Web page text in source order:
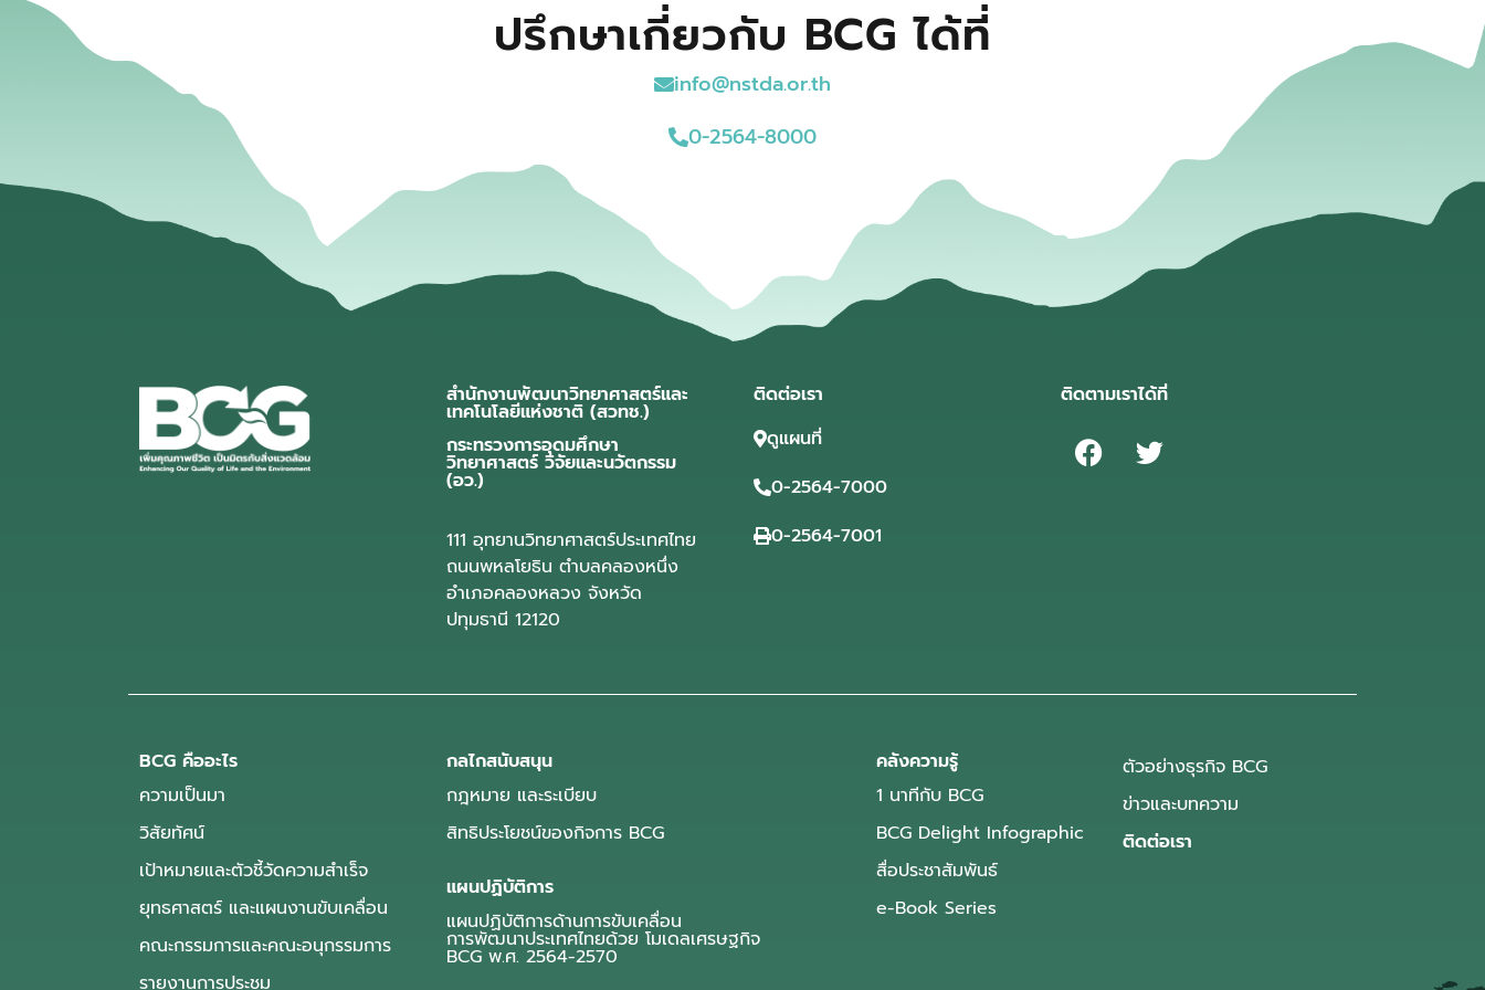
ปรึกษาเกี่ยวกับ BCG ได้ที่
info@nstda.or.th
0-2564-8000
สำนักงานพัฒนาวิทยาศาสตร์และ
เทคโนโลยีแห่งชาติ (สวทช.)
กระทรวงการอุดมศึกษา
วิทยาศาสตร์ วิจัยและนวัตกรรม
(อว.)
111 อุทยานวิทยาศาสตร์ประเทศไทย
ถนนพหลโยธิน ตำบลคลองหนึ่ง
อำเภอคลองหลวง จังหวัด
ปทุมธานี 12120
ติดต่อเรา
ดูแผนที่
0-2564-7000
0-2564-7001
ติดตามเราได้ที่
BCG คืออะไร
ความเป็นมา
วิสัยทัศน์
เป้าหมายและตัวชี้วัดความสำเร็จ
ยุทธศาสตร์ และแผนงานขับเคลื่อน
คณะกรรมการและคณะอนุกรรมการ
รายงานการประชุม
กลไกสนับสนุน
กฎหมาย และระเบียบ
สิทธิประโยชน์ของกิจการ BCG
แผนปฏิบัติการ
แผนปฏิบัติการด้านการขับเคลื่อน
การพัฒนาประเทศไทยด้วย โมเดลเศรษฐกิจ
BCG พ.ศ. 2564-2570
คลังความรู้
1 นาทีกับ BCG
BCG Delight Infographic
สื่อประชาสัมพันธ์
e-Book Series
ตัวอย่างธุรกิจ BCG
ข่าวและบทความ
ติดต่อเรา